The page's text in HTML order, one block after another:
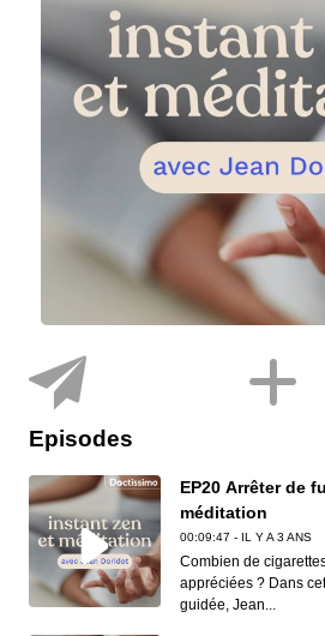
Episodes
EP20 Arrêter de
méditation
00:09:47 - IL Y A 3 ANS
Combien de
appréciées ? Dans
guidée, Jean...